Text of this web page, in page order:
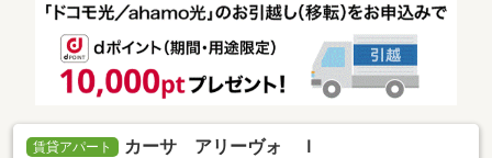
賃貸アパート カーサ アリーヴォ Ｉ